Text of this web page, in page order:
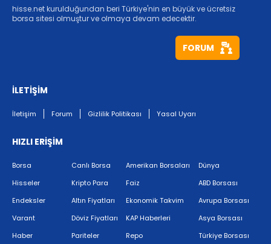
hisse.net kurulduğundan beri Türkiye'nin en büyük ve ücretsiz
borsa sitesi olmuştur ve olmaya devam edecektir.
FORUM
İLETİŞİM
İletişim Forum Gizlilik Politikası Yasal Uyarı
HIZLI ERİŞİM
Borsa
Hisseler
Endeksler
Varant
Haber
Canlı Borsa
Kripto Para
Altın Fiyatları
Döviz Fiyatları
Pariteler
Amerikan Borsaları
Faiz
Ekonomik Takvim
KAP Haberleri
Repo
Dünya
ABD Borsası
Avrupa Borsası
Asya Borsası
Türkiye Borsası